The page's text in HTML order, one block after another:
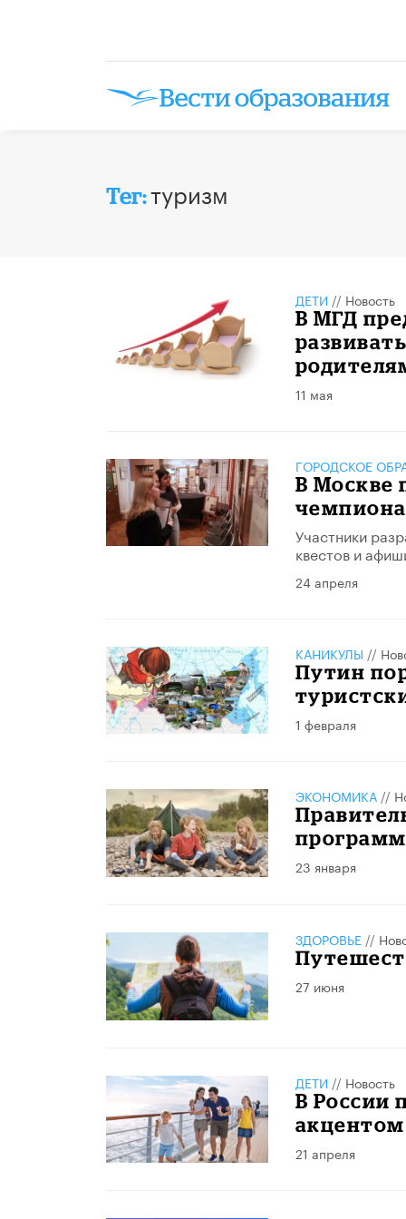
Тег:туризм
ДЕТИ // Новость
В МГД
11 мая
ГОРОДСКОЕ
В Москве
Участники
квестов и
24 апреля
КАНИКУЛЫ //
Путин
1 февраля
ЭКОНОМИКА//
23 января
ЗДОРОВЬЕ//
27 июня
ДЕТИ // Новость
В России
21 апреля